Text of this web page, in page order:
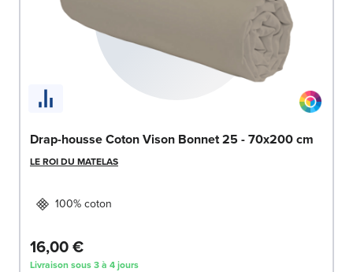
Drap-housse Coton Vison Bonnet 25 - 70x200 cm
LE ROI DU MATELAS
100% coton
16,00 €
Livraison sous 3 à 4 jours